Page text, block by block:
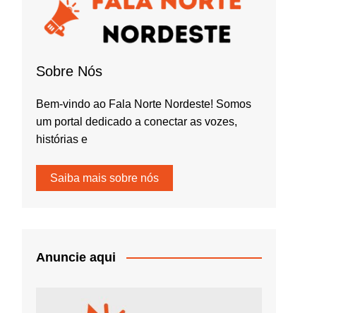
Sobre Nós
Bem-vindo ao Fala Norte Nordeste! Somos
um portal dedicado a conectar as vozes,
histórias e
Saiba mais sobre nós
Anuncie aqui